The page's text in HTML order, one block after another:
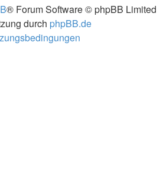
® Forum Software © phpBB Limited
durch phpBB.de